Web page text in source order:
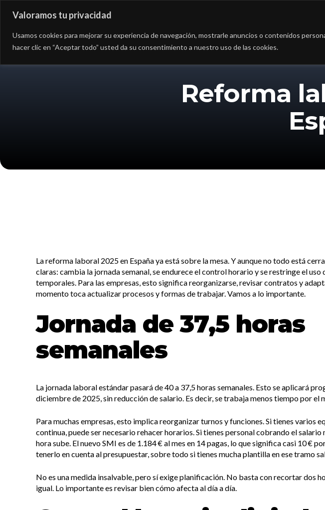
Valoramos tu privacidad
Usamos cookies para mejorar su experiencia de navegación, mostrarle anuncios o contenidos
hacer clic en “Aceptar todo” usted da su consentimiento a nuestro uso de las cookies.
Reforma
La reforma laboral 2025 en España ya está sobre la mesa. Y aunque no todo está
claras: cambia la jornada semanal, se endurece el control horario y se restringe el uso
temporales. Para las empresas, esto significa reorganizarse, revisar contratos y
momento toca actualizar procesos y formas de trabajar. Vamos a lo importante.
Jornada de 37,5 horas
semanales
La jornada laboral estándar pasará de 40 a 37,5 horas semanales. Esto se aplicará
diciembre de 2025, sin reducción de salario. Es decir, se trabaja menos tiempo por el
Para muchas empresas, esto implica reorganizar turnos y funciones. Si tienes varios
continua, puede ser necesario rehacer horarios. Si tienes personal cobrando el
hora sube. El nuevo SMI es de 1.184 € al mes en 14 pagas, lo que significa casi 10 €
tenerlo en cuenta al presupuestar, sobre todo si tienes mucha plantilla en ese tramo
No es una medida insalvable, pero sí exige planificación. No basta con recortar dos
igual. Lo importante es revisar bien cómo afecta al día a día.